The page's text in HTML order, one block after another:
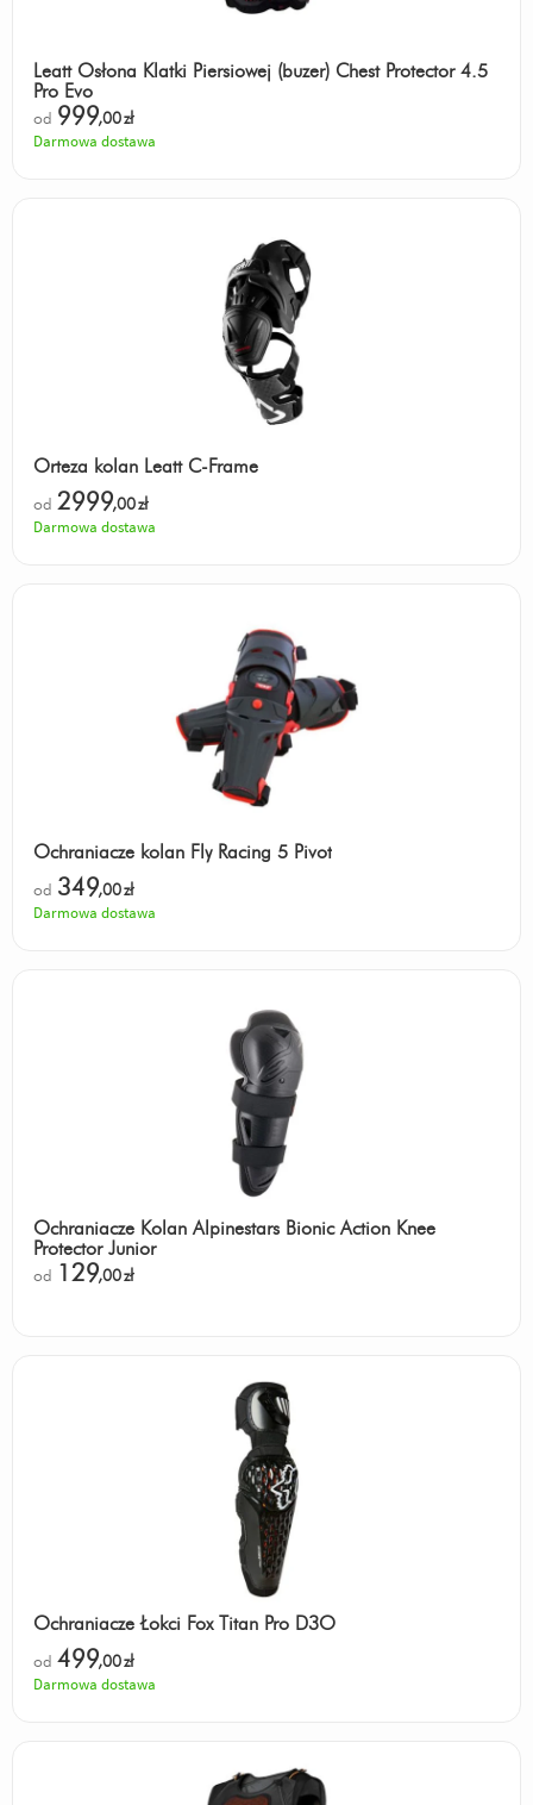
Leatt Osłona Klatki Piersiowej (buzer) Chest Protector 4.5
Pro Evo
od 999,00zł
Darmowa dostawa
Orteza kolan Leatt C-Frame
od 2999,00zł
Darmowa dostawa
Ochraniacze kolan Fly Racing 5 Pivot
od 349,00zł
Darmowa dostawa
Ochraniacze Kolan Alpinestars Bionic Action Knee
Protector Junior
od 129,00zł
Ochraniacze Łokci Fox Titan Pro D3O
od 499,00zł
Darmowa dostawa